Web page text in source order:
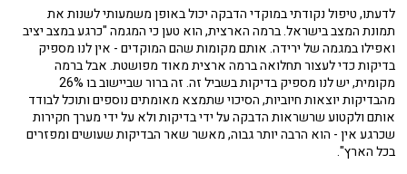
לדעתו, טיפול נקודתי במוקדי הדבקה יכול באופן משמעותי לשנות את
תמונת המצב בישראל. ברמה הארצית, הוא טען כי המגמה "כרגע במצב יציב
ואפילו במגמה של ירידה. אותם מקומות שהם המוקדים - אין לנו מספיק
בדיקות כדי לעצור תחלואה ברמה ארצית מאוד מפושטת. אבל ברמה
מקומית, יש לנו מספיק בדיקות בשביל זה. זה ברור שביישוב בו 26%
מהבדיקות יוצאות חיוביות, הסיכוי שתמצא מאומתים נוספים ותוכל לבודד
אותם ולקטוע שרשראות הדבקה על ידי בדיקות ולא על ידי מערך חקירות
שכרגע אין - הוא הרבה יותר גבוה, מאשר שאר הבדיקות שעושים ומפזרים
בכל הארץ".